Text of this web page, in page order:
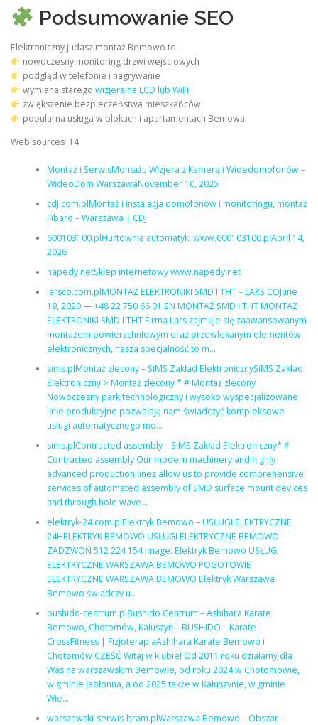
Podsumowanie SEO
Elektroniczny judasz montaż Bemowo to:
nowoczesny monitoring drzwi wejściowych
podgląd w telefonie i nagrywanie
wymiana starego wizjera na LCD lub WiFi
zwiększenie bezpieczeństwa mieszkańców
popularna usługa w blokach i apartamentach Bemowa
Web sources· 14
Montaż i SerwisMontażu Wizjera z Kamerą i Widedomofonów –
WideoDom WarszawaNovember 10, 2025
cdj.com.plMontaż i instalacja domofonów i monitoringu, montaż
Fibaro – Warszawa | CDJ
600103100.plHurtownia automatyki www.600103100.plApril 14,
2026
napedy.netSklep internetowy www.napedy.net
larsco.com.plMONTAŻ ELEKTRONIKI SMD I THT – LARS COJune
19, 2020 — +48 22 750 66 01 EN MONTAŻ SMD I THT MONTAŻ
ELEKTRONIKI SMD I THT Firma Lars zajmuje się zaawansowanym
montażem powierzchniowym oraz przewlekanym elementów
elektronicznych, nasza specjalność to m…
sims.plMontaż zlecony – SiMS Zakład ElektronicznySiMS Zakład
Elektroniczny > Montaż zlecony * # Montaż zlecony
Nowoczesny park technologiczny i wysoko wyspecjalizowane
linie produkcyjne pozwalają nam świadczyć kompleksowe
usługi automatycznego mo…
sims.plContracted assembly – SiMS Zakład Elektroniczny* #
Contracted assembly Our modern machinery and highly
advanced production lines allow us to provide comprehensive
services of automated assembly of SMD surface mount devices
and through hole wave…
elektryk-24.com.plElektryk Bemowo – USŁUGI ELEKTRYCZNE
24HELEKTRYK BEMOWO USŁUGI ELEKTRYCZNE BEMOWO
ZADZWOŃ 512 224 154 Image: Elektryk Bemowo USŁUGI
ELEKTRYCZNE WARSZAWA BEMOWO POGOTOWIE
ELEKTRYCZNE WARSZAWA BEMOWO Elektryk Warszawa
Bemowo świadczy u…
bushido-centrum.plBushido Centrum – Ashihara Karate
Bemowo, Chotomów, Kałuszyn – BUSHIDO – Karate |
CrossFitness | FizjoterapiaAshihara Karate Bemowo i
Chotomów CZEŚĆ Witaj w klubie! Od 2011 roku działamy dla
Was na warszawskim Bemowie, od roku 2024 w Chotomowie,
w gminie Jabłonna, a od 2025 także w Kałuszynie, w gminie
Wie…
warszawski-serwis-bram.plWarszawa Bemowo – Obszar –